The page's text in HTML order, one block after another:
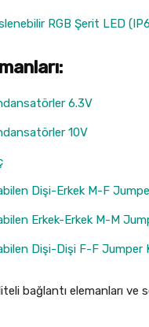
RGB Şerit LED
6.3V
10V
Dişi-Erkek M-F
Erkek-Erkek M-M
Dişi-Dişi F-F Jumper
bağlantı elemanları ve